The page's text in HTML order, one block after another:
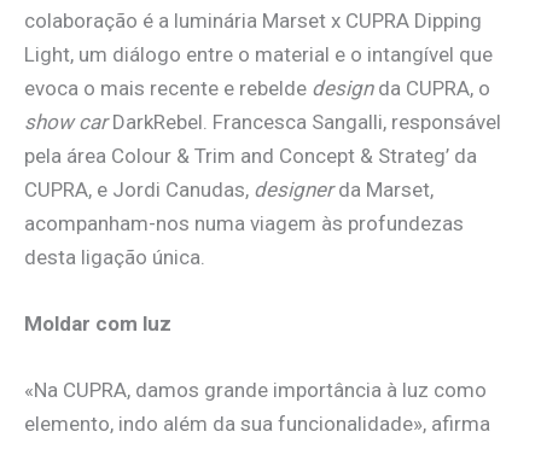
colaboração é a luminária Marset x CUPRA Dipping
Light, um diálogo entre o material e o intangível que
evoca o mais recente e rebelde designda CUPRA, o
show carDarkRebel. Francesca Sangalli, responsável
pela área Colour & Trim and Concept & Strateg’ da
CUPRA, e Jordi Canudas, designerda Marset,
acompanham-nos numa viagem às profundezas
desta ligação única.
Moldar com luz
«Na CUPRA, damos grande importância à luz como
elemento, indo além da sua funcionalidade», afirma